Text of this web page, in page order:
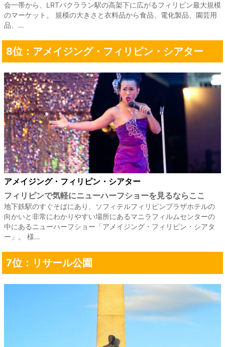
会一帯から、LRTバクララン駅の高架下に広がるフィリピン最大規模
のマーケット。 規模の大きさと衣料品から食品、電化製品、園芸用
品、…
8位：アメイジング・フィリピン・シアター
アメイジング・フィリピン・シアター
フィリピンで気軽にニューハーフショーを見るならここ
地下鉄駅のすぐそばにあり、ソフィテルフィリピンプラザホテルの
向かいと非常にわかりやすい場所にあるマニラフィルムセンターの
中にあるニューハーフショー「アメイジング・フィリピン・シアタ
ー」。 様…
7位：リサール公園